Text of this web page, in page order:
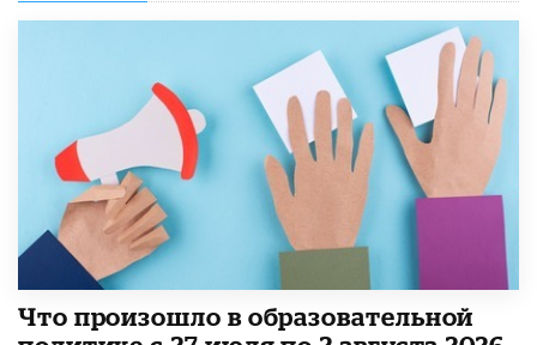
​Что произошло в образовательной